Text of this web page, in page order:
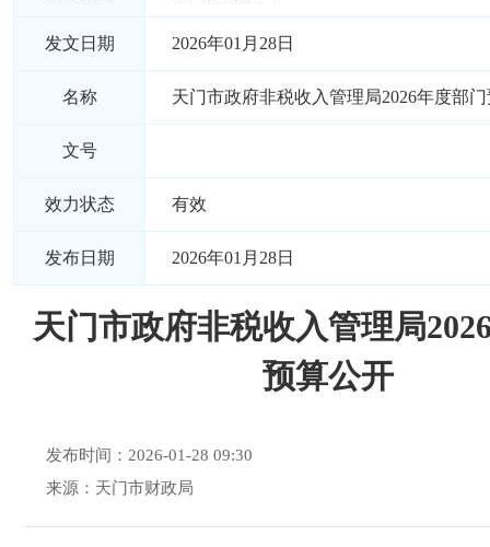
发文日期 2026年01月28日
名称 天门市政府非税收入管理局2026年度部
文号
效力状态 有效
发布日期 2026年01月28日
天门市政府非税收入管理局
预算公开
发布时间：2026-01-28 09:30
来源：天门市财政局